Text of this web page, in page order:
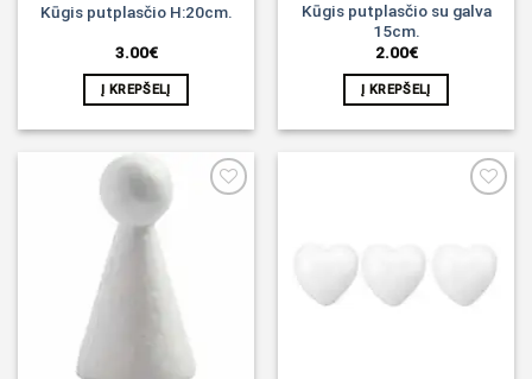
Kūgis putplasčio H:20cm.
3.00€
Į KREPŠELĮ
Kūgis putplasčio su galva
15cm.
2.00€
Į KREPŠELĮ
Noriu!